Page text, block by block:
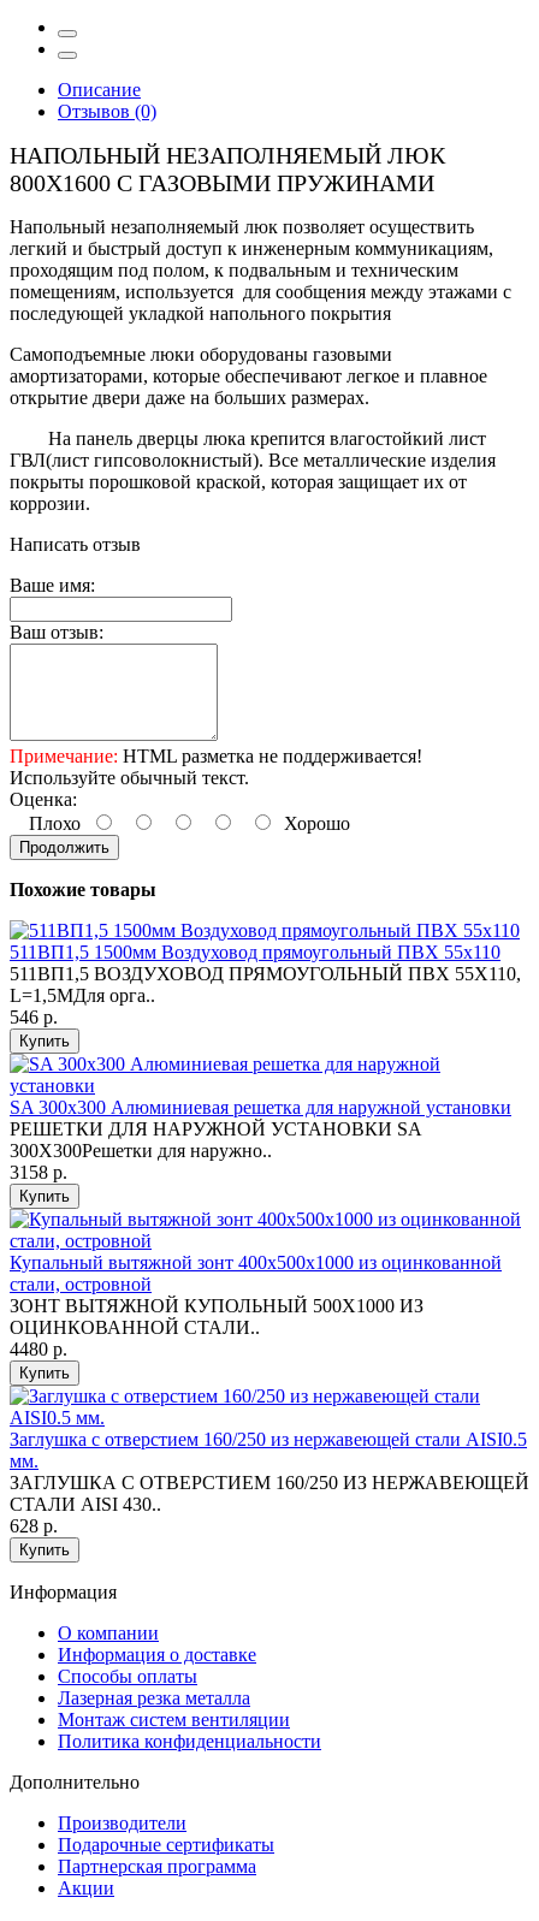
Описание
Отзывов (0)
НАПОЛЬНЫЙ НЕЗАПОЛНЯЕМЫЙ ЛЮК
800Х1600 С ГАЗОВЫМИ ПРУЖИНАМИ
Напольный незаполняемый люк позволяет осуществить
легкий и быстрый доступ к инженерным коммуникациям,
проходящим под полом, к подвальным и техническим
помещениям, используется для сообщения между этажами с
последующей укладкой напольного покрытия
Самоподъемные люки оборудованы газовыми
амортизаторами, которые обеспечивают легкое и плавное
открытие двери даже на больших размерах.
На панель дверцы люка крепится влагостойкий лист
ГВЛ(лист гипсоволокнистый). Все металлические изделия
покрыты порошковой краской, которая защищает их от
коррозии.
Написать отзыв
Ваше имя:
Ваш отзыв:
Примечание: HTML разметка не поддерживается!
Используйте обычный текст.
Оценка:
Плохо
Хорошо
Продолжить
Похожие товары
511ВП1,5 1500мм Воздуховод прямоугольный ПВХ 55х110
511ВП1,5 ВОЗДУХОВОД ПРЯМОУГОЛЬНЫЙ ПВХ 55Х110,
L=1,5МДля орга..
546 р.
Купить
SA 300x300 Алюминиевая решетка для наружной установки
РЕШЕТКИ ДЛЯ НАРУЖНОЙ УСТАНОВКИ SA
300X300Решетки для наружно..
3158 р.
Купить
Купальный вытяжной зонт 400х500х1000 из оцинкованной
стали, островной
ЗОНТ ВЫТЯЖНОЙ КУПОЛЬНЫЙ 500Х1000 ИЗ
ОЦИНКОВАННОЙ СТАЛИ..
4480 р.
Купить
Заглушка с отверстием 160/250 из нержавеющей стали AISI0.5
мм.
ЗАГЛУШКА С ОТВЕРСТИЕМ 160/250 ИЗ НЕРЖАВЕЮЩЕЙ
СТАЛИ AISI 430..
628 р.
Купить
Информация
O компании
Информация о доставке
Способы оплаты
Лазерная резка металла
Монтаж систем вентиляции
Политика конфиденциальности
Дополнительно
Производители
Подарочные сертификаты
Партнерская программа
Акции